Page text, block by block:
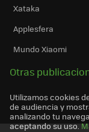
Xataka
Applesfera
Mundo Xiaomi
Otras
Utilizamos cookies
de audiencia y
analizando tu
aceptando su uso.